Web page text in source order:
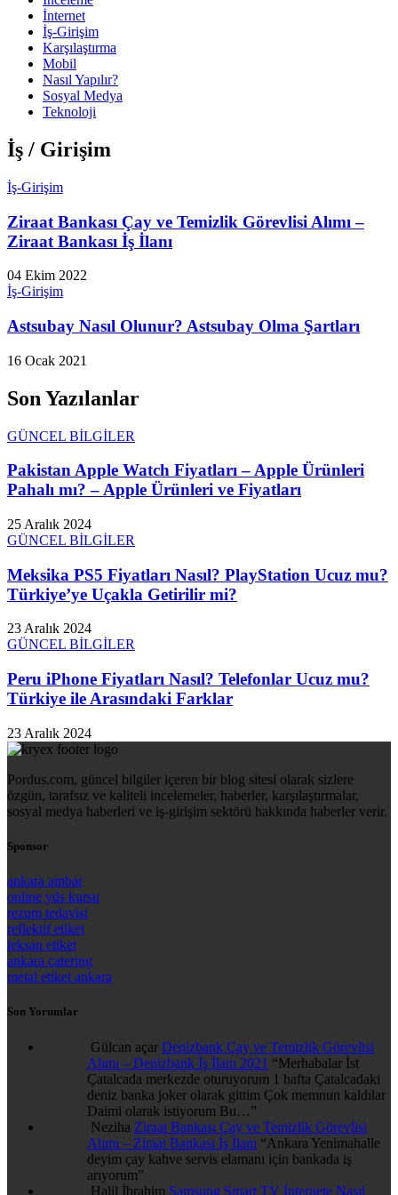
İnternet
İş-Girişim
Karşılaştırma
Mobil
Nasıl Yapılır?
Sosyal Medya
Teknoloji
İş / Girişim
İş-Girişim
Ziraat Bankası Çay ve Temizlik Görevlisi Alımı –
Ziraat Bankası İş İlanı
04 Ekim 2022
İş-Girişim
Astsubay Nasıl Olunur? Astsubay Olma Şartları
16 Ocak 2021
Son Yazılanlar
GÜNCEL BİLGİLER
Pakistan Apple Watch Fiyatları – Apple Ürünleri
Pahalı mı? – Apple Ürünleri ve Fiyatları
25 Aralık 2024
GÜNCEL BİLGİLER
Meksika PS5 Fiyatları Nasıl? PlayStation Ucuz mu?
Türkiye’ye Uçakla Getirilir mi?
23 Aralık 2024
GÜNCEL BİLGİLER
Peru iPhone Fiyatları Nasıl? Telefonlar Ucuz mu?
Türkiye ile Arasındaki Farklar
23 Aralık 2024
Pordus.com, güncel bilgiler içeren bir blog sitesi olarak sizlere
özgün, tarafsız ve kaliteli incelemeler, haberler, karşılaştırmalar,
sosyal medya haberleri ve iş-girişim sektörü hakkında haberler verir.
Sponsor
ankara ambar
online yds kursu
rezum tedavisi
reflektif etiket
leksan etiket
ankara catering
metal etiket ankara
Son Yorumlar
Gülcan açar Denizbank Çay ve Temizlik Görevlisi
Alımı – Denizbank İş İlanı 2021 “Merhabalar İst
Çatalcada merkezde oturuyorum 1 hafta Çatalcadaki
deniz banka joker olarak gittim Çok memnun kaldılar
Daimi olarak istiyorum Bu…”
Neziha Ziraat Bankası Çay ve Temizlik Görevlisi
Alımı – Ziraat Bankası İş İlanı “Ankara Yenimahalle
deyim çay kahve servis elamanı için bankada iş
arıyorum”
Halil İbrahim Samsung Smart TV İnternete Nasıl